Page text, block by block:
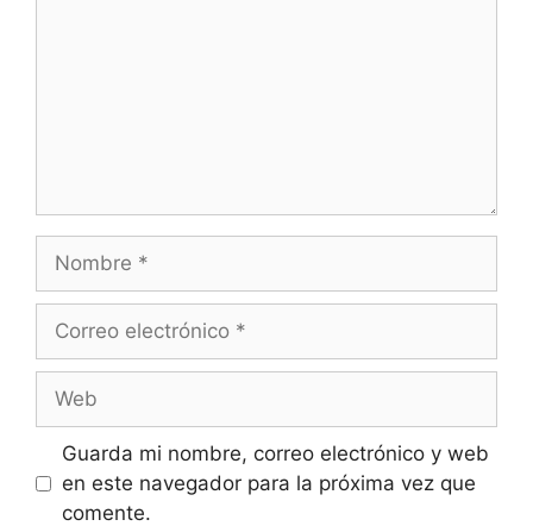
Nombre
Correo
Web
Guarda mi nombre, correo electrónico y web
en este navegador para la próxima vez que
comente.